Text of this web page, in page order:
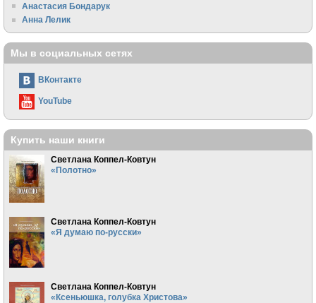
Анастасия Бондарук
Анна Лелик
Мы в социальных сетях
ВКонтакте
YouTube
Купить наши книги
Светлана Коппел-Ковтун
«Полотно»
Светлана Коппел-Ковтун
«Я думаю по-русски»
Светлана Коппел-Ковтун
«Ксеньюшка, голубка Христова»